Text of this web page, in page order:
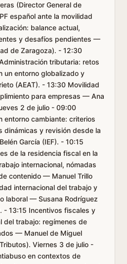
(Director General de
español ante la movilidad
balance actual,
y desafíos pendientes —
de Zaragoza). - 12:30
tributaria: retos
un entorno globalizado y
(AEAT). - 13:30 Movilidad
para empresas — Ana
2 de julio - 09:00
entorno cambiante: criterios
dinámicas y revisión desde la
García (IEF). - 10:15
de la residencia fiscal en la
internacional, nómadas
contenido — Manuel Trillo
internacional del trabajo y
laboral — Susana Rodríguez
- 13:15 Incentivos fiscales y
del trabajo: regímenes de
— Manuel de Miguel
Viernes 3 de julio -
en contextos de